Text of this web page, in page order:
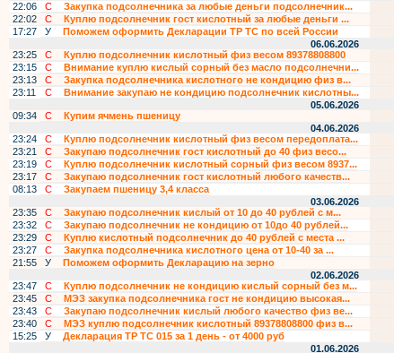
22:06
С Закупка подсолнечника за любые деньги подсолнечник...
22:02
С Куплю подсолнечник гост кислотный за любые деньги ...
17:27
У Поможем оформить Декларации ТР ТС по всей России
06.06.2026
23:25
С Куплю подсолнечник кислотный физ весом 89378808800
23:15
С Внимание куплю кислый сорный без масло подсолнечни...
23:13
С Закупка подсолнечника кислотного не кондицию физ в...
23:11
С Внимание закупаю не кондицию подсолнечник кислотны...
05.06.2026
09:34
С Купим ячмень пшеницу
04.06.2026
23:24
С Куплю подсолнечник кислотный физ весом передоплата...
23:21
С Закупаю подсолнечник гост кислотный до 40 физ весо...
23:19
С Куплю подсолнечник кислотный сорный физ весом 8937...
23:17
С Закупаю подсолнечник гост кислотный любого качеств...
08:13
С Закупаем пшеницу 3,4 класса
03.06.2026
23:35
С Закупаю подсолнечник кислый от 10 до 40 рублей с м...
23:32
С Закупаю подсолнечник не кондицию от 10до 40 рублей...
23:29
С Куплю кислотный подсолнечник до 40 рублей с места ...
23:27
С Закупка подсолнечника кислотного цена от 10-40 за ...
21:55
У Поможем оформить Декларацию на зерно
02.06.2026
23:47
С Куплю подсолнечник не кондицию кислый сорный без м...
23:45
С МЭЗ закупка подсолнечника гост не кондицию высокая...
23:43
С Закупаю подсолнечник кислый любого качество физ ве...
23:40
С МЭЗ куплю подсолнечник кислотный 89378808800 физ в...
15:25
У Декларация ТР ТС 015 за 1 день - от 4000 руб
01.06.2026